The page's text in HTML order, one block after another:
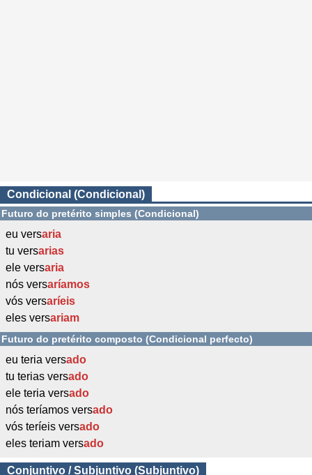
Condicional (Condicional)
Futuro do pretérito simples (Condicional)
eu versaria
tu versarias
ele versaria
nós versaríamos
vós versaríeis
eles versariam
Futuro do pretérito composto (Condicional perfecto)
eu teria versado
tu terias versado
ele teria versado
nós teríamos versado
vós teríeis versado
eles teriam versado
Conjuntivo / Subjuntivo (Subjuntivo)